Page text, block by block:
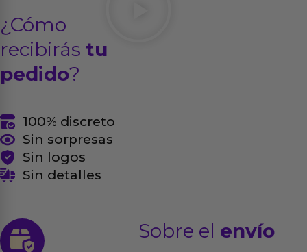
¿Cómo
recibirás tu
pedido?
100% discreto
Sin sorpresas
Sin logos
Sin detalles
Sobre el envío